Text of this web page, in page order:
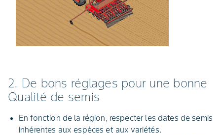
2. De bons réglages pour une bonne
Qualité de semis
En fonction de la région, respecter les dates de semis
inhérentes aux espèces et aux variétés.